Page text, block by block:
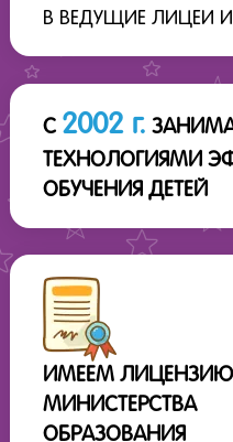
В ВЕДУЩИЕ ЛИЦЕИ
С 2002 г.
ТЕХНОЛОГИЯМИ
ОБУЧЕНИЯ ДЕТЕЙ
ИМЕЕМ ЛИЦЕНЗИЮ
МИНИСТЕРСТВА
ОБРАЗОВАНИЯ